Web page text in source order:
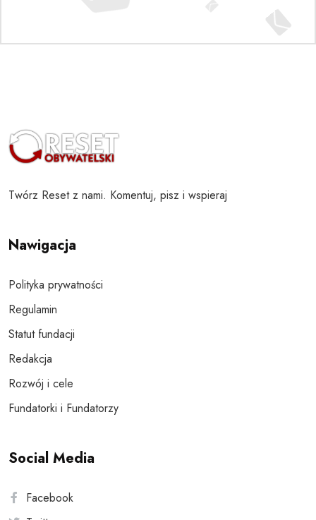
Twórz Reset z nami. Komentuj, pisz i wspieraj
Nawigacja
Polityka prywatności
Regulamin
Statut fundacji
Redakcja
Rozwój i cele
Fundatorki i Fundatorzy
Social Media
Facebook